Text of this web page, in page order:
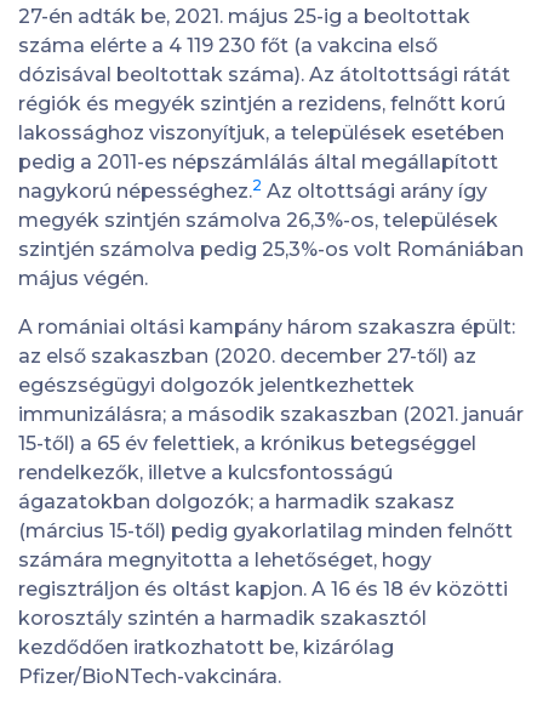
27-én adták be, 2021. május 25-ig a beoltottak
száma elérte a 4 119 230 főt (a vakcina első
dózisával beoltottak száma). Az átoltottsági rátát
régiók és megyék szintjén a rezidens, felnőtt korú
lakossághoz viszonyítjuk, a települések esetében
pedig a 2011-es népszámlálás által megállapított
nagykorú népességhez.2 Az oltottsági arány így
megyék szintjén számolva 26,3%-os, települések
szintjén számolva pedig 25,3%-os volt Romániában
május végén.
A romániai oltási kampány három szakaszra épült:
az első szakaszban (2020. december 27-től) az
egészségügyi dolgozók jelentkezhettek
immunizálásra; a második szakaszban (2021. január
15-től) a 65 év felettiek, a krónikus betegséggel
rendelkezők, illetve a kulcsfontosságú
ágazatokban dolgozók; a harmadik szakasz
(március 15-től) pedig gyakorlatilag minden felnőtt
számára megnyitotta a lehetőséget, hogy
regisztráljon és oltást kapjon. A 16 és 18 év közötti
korosztály szintén a harmadik szakasztól
kezdődően iratkozhatott be, kizárólag
Pfizer/BioNTech-vakcinára.